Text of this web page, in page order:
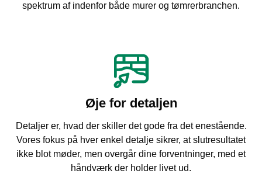
spektrum af indenfor både murer og tømrerbranchen.
Øje for detaljen
Detaljer er, hvad der skiller det gode fra det enestående.
Vores fokus på hver enkel detalje sikrer, at slutresultatet
ikke blot møder, men overgår dine forventninger, med et
håndværk der holder livet ud.